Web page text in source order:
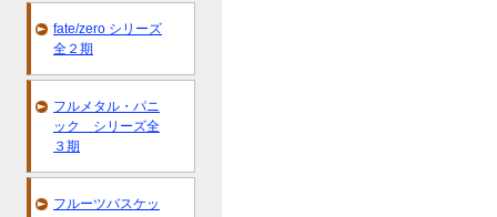
fate/zero シリーズ
全２期
フルメタル・パニ
ック シリーズ全
３期
フルーツバスケッ